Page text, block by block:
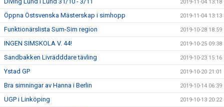
2019-11-04 13:18
Öppna Östsvenska Mästerskap i simhopp 2019-11-04 13:13
Funktionärslista Sum-Sim region 2019-10-28 18:59
INGEN SIMSKOLA V. 44! 2019-10-25 09:38
Sandbakken Livrädddare tävling 2019-10-23 15:16
Ystad GP 2019-10-20 21:01
Bra simningar av Hanna i Berlin 2019-10-14 06:39
UGP i Linköping 2019-10-13 20:22